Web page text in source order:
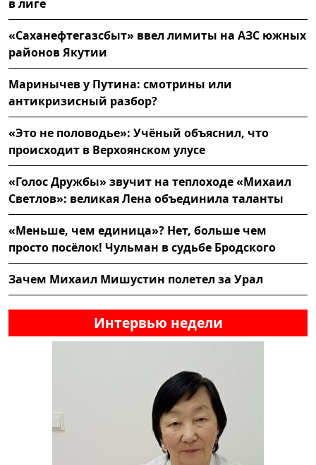
в лиге
«Саханефтегазсбыт» ввел лимиты на АЗС южных
районов Якутии
Маринычев у Путина: смотрины или
антикризисный разбор?
«Это не половодье»: Учёный объяснил, что
происходит в Верхоянском улусе
«Голос Дружбы» звучит на теплоходе «Михаил
Светлов»: великая Лена объединила таланты
«Меньше, чем единица»? Нет, больше чем
просто посёлок! Чульман в судьбе Бродского
Зачем Михаил Мишустин полетел за Урал
Интервью недели